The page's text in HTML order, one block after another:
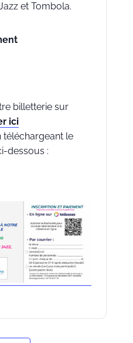
et Tombola.
billetterie sur
ici
téléchargeant le
dessous :